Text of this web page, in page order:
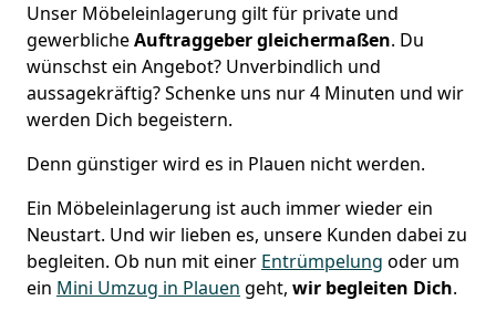
Unser Möbeleinlagerung gilt für private und
gewerblicheAuftraggeber gleichermaßen. Du
wünschst ein Angebot? Unverbindlich und
aussagekräftig? Schenke uns nur 4 Minuten und wir
werden Dich begeistern.
Denn günstiger wird es in Plauen nicht werden.
Ein Möbeleinlagerung ist auch immer wieder ein
Neustart. Und wir lieben es, unsere Kunden dabei zu
begleiten. Ob nun mit einer Entrümpelung oder um
ein Mini Umzug in Plauen geht, wir begleiten Dich.